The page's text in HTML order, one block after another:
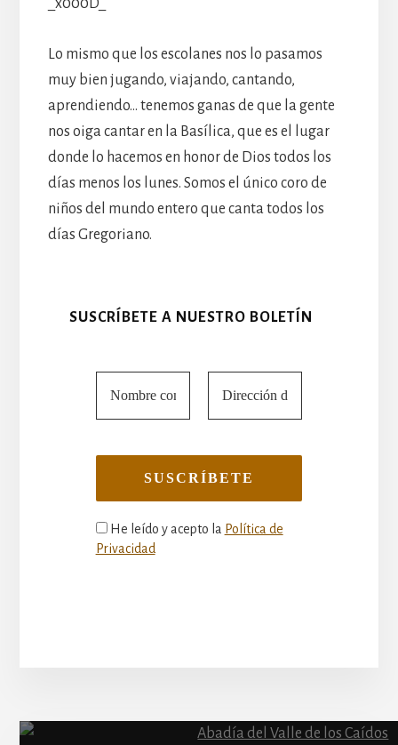
Lo mismo que los escolanes nos lo pasamos
muy bien jugando, viajando, cantando,
aprendiendo… tenemos ganas de que la gente
nos oiga cantar en la Basílica, que es el lugar
donde lo hacemos en honor de Dios todos los
días menos los lunes. Somos el único coro de
niños del mundo entero que canta todos los
días Gregoriano.
SUSCRÍBETE A NUESTRO BOLETÍN
He leído y acepto la Política de
Privacidad
Content